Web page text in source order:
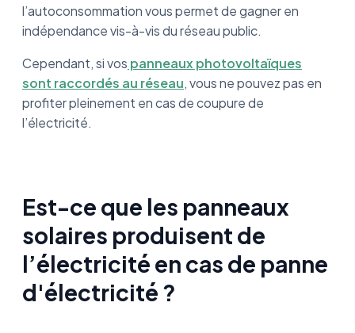
l’autoconsommation vous permet de gagner en
indépendance vis-à-vis du réseau public.
Cependant, si vos panneaux photovoltaïques
sont raccordés au réseau, vous ne pouvez pas en
profiter pleinement en cas de coupure de
l’électricité.
Est-ce que les panneaux
solaires produisent de
l’électricité en cas de panne
d'électricité ?